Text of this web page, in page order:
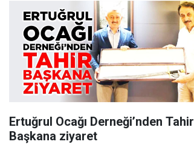
Ertuğrul Ocağı Derneği’nden Tahir
Başkana ziyaret